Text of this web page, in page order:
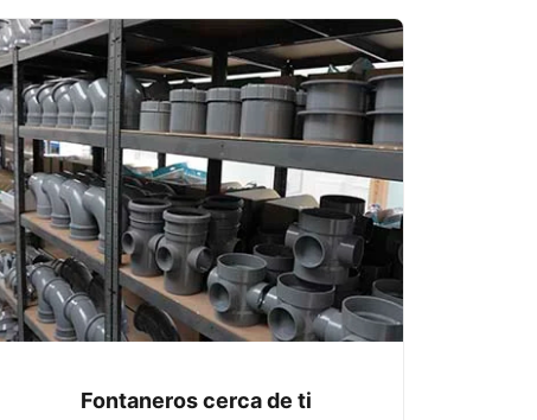
Fontaneros cerca de ti